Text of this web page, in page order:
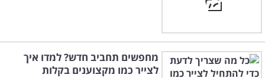
מחפשים תחביב חדש? למדו איך
לצייר כמו מקצוענים בקלות